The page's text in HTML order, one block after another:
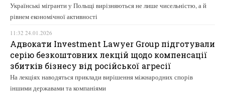
Українські мігранти у Польщі вирізняються не лише чисельністю, а й
рівнем економічної активності
11:32 24.01.2026
Адвокати Investment Lawyer Group підготували
серію безкоштовних лекцій щодо компенсації
збитків бізнесу від російської агресії
На лекціях наводяться приклади вирішення міжнародних спорів
іншими державами та компаніями